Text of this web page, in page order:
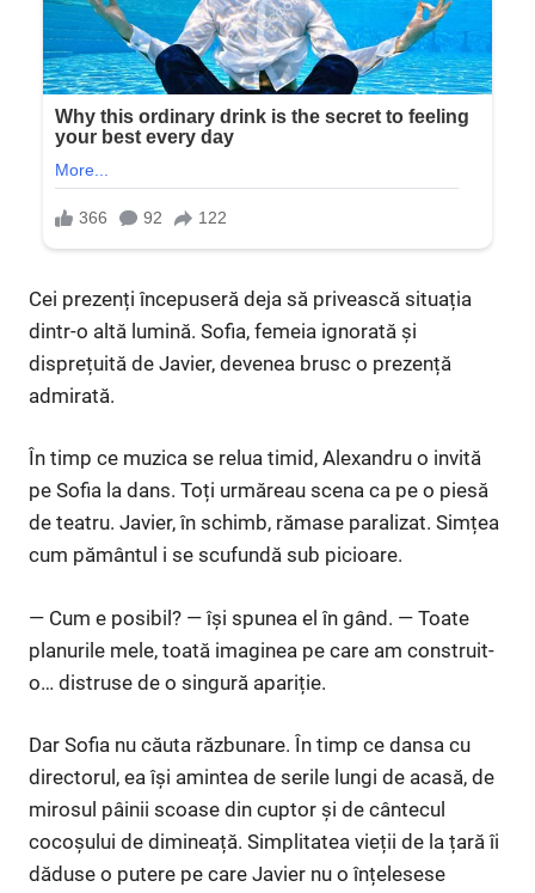
Cei prezenți începuseră deja să privească situația
dintr-o altă lumină. Sofia, femeia ignorată și
disprețuită de Javier, devenea brusc o prezență
admirată.
În timp ce muzica se relua timid, Alexandru o invită
pe Sofia la dans. Toți urmăreau scena ca pe o piesă
de teatru. Javier, în schimb, rămase paralizat. Simțea
cum pământul i se scufundă sub picioare.
— Cum e posibil? — își spunea el în gând. — Toate
planurile mele, toată imaginea pe care am construit-
o… distruse de o singură apariție.
Dar Sofia nu căuta răzbunare. În timp ce dansa cu
directorul, ea își amintea de serile lungi de acasă, de
mirosul pâinii scoase din cuptor și de cântecul
cocoșului de dimineață. Simplitatea vieții de la țară îi
dăduse o putere pe care Javier nu o înțelesese